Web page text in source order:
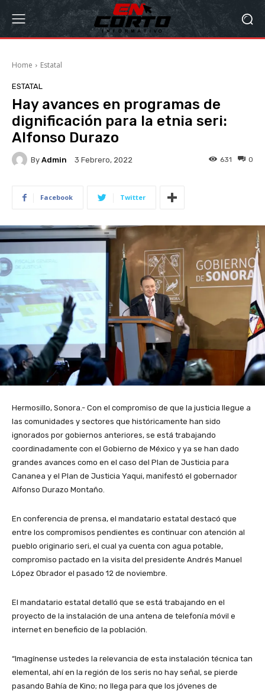
Home Estatal
ESTATAL
Hay avances en programas de
dignificación para la etnia seri:
Alfonso Durazo
By Admin 3 Febrero, 2022 0
631
Facebook Twitter
Hermosillo, Sonora.- Con el compromiso de que la justicia llegue a
las comunidades y sectores que históricamente han sido
ignorados por gobiernos anteriores, se está trabajando
coordinadamente con el Gobierno de México y ya se han dado
grandes avances como en el caso del Plan de Justicia para
Cananea y el Plan de Justicia Yaqui, manifestó el gobernador
Alfonso Durazo Montaño.
En conferencia de prensa, el mandatario estatal destacó que
entre los compromisos pendientes es continuar con atención al
pueblo originario seri, el cual ya cuenta con agua potable,
compromiso pactado en la visita del presidente Andrés Manuel
López Obrador el pasado 12 de noviembre.
El mandatario estatal detalló que se está trabajando en el
proyecto de la instalación de una antena de telefonía móvil e
internet en beneficio de la población.
“Imagínense ustedes la relevancia de esta instalación técnica tan
elemental, ahí en la región de los seris no hay señal, se pierde
pasando Bahía de Kino; no llega para que los jóvenes de